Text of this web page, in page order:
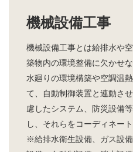
機械設備工事
機械設備工事とは給排水や
築物内の環境整備に欠かせな
水廻りの環境構築や空調温
て、自動制御装置と連動さ
慮したシステム、防災設備
し、それらをコーディネート
※給排水衛生設備、ガス設